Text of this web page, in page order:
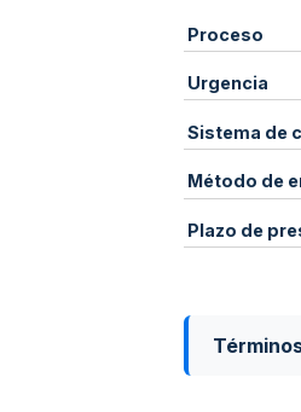
Proceso
Urgencia
Sistema de
Método de
Plazo de